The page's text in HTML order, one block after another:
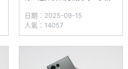
網友熱烈討論的 SAMSUNG
Galaxy S23 Ultra，不僅延續經
典的外型設計，更搭載 10 倍光
學長焦鏡頭，無論追星拍照還是
日期：2025-09-15
人氣：14057